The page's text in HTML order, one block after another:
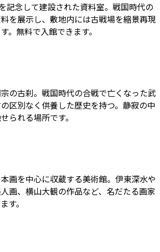
記念して建設された資料室。戦国時代の
を展示し、敷地内には古戦場を縮景再現
。無料で入館できます。
の古刹。戦国時代の合戦で亡くなった武
区別なく供養した歴史を持つ。静寂の中
られる場所です。
画を中心に収蔵する美術館。伊東深水や
画、横山大観の作品など、名だたる画家
す。